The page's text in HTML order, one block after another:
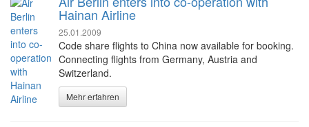
Hainan Airline
25.01.2009
Code share flights to China now available for booking.
Connecting flights from Germany, Austria and
Switzerland.
Mehr erfahren